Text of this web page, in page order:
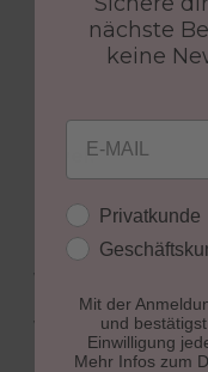
Kombi-Gele:
Level:
Produkt:
Verarbeitung:
nächste
keine
Email
Kundengruppe
Privatkunde
Mit der
und
Einwilligung
Mehr Infos zum